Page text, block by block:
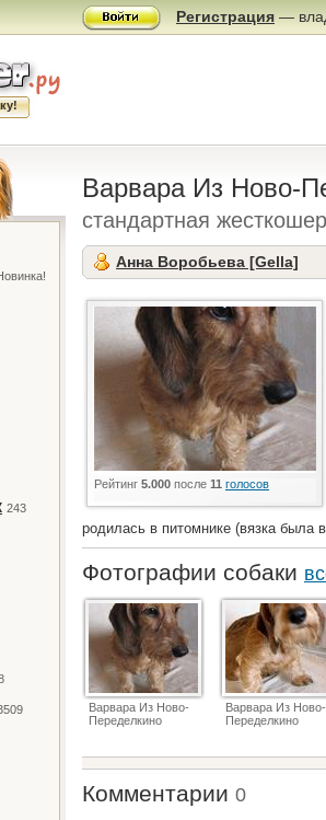
Регистрация —
243
Варвара Из Ново-
стандартная
Анна Воробьева [Gella]
Рейтинг 5.000 после 11 голосов
родилась в питомнике (вязка была
Фотографии собаки
Варвара Из Ново-
Переделкино
Варвара Из Ново-
Переделкино
Комментарии 0